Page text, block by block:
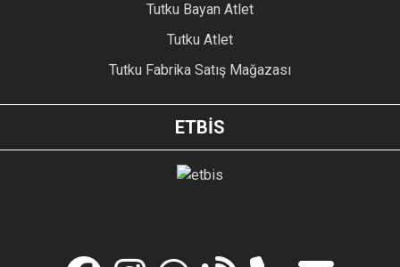
Tutku Bayan Atlet
Tutku Atlet
Tutku Fabrika Satış Mağazası
ETBİS